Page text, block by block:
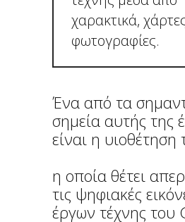
χαρακτικά,
φωτογραφίες.
Ένα από τα
σημεία αυτής της
είναι η υιοθέτηση
η οποία θέτει
τις ψηφιακές
έργων τέχνης του